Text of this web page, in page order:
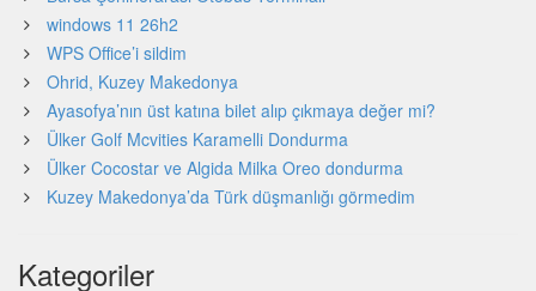
windows 11 26h2
WPS Office’i sildim
Ohrid, Kuzey Makedonya
Ayasofya’nın üst katına bilet alıp çıkmaya değer mi?
Ülker Golf Mcvities Karamelli Dondurma
Ülker Cocostar ve Algida Milka Oreo dondurma
Kuzey Makedonya’da Türk düşmanlığı görmedim
Kategoriler